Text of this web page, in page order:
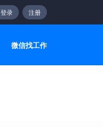
登录 注册
微信找工作